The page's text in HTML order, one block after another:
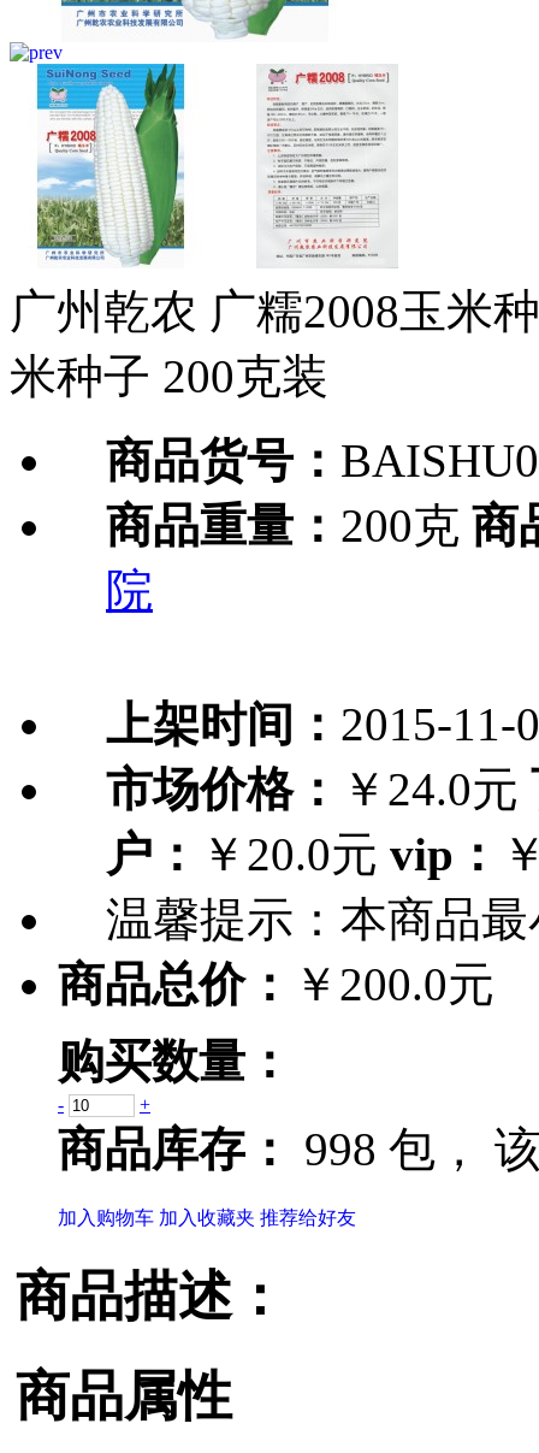
广州乾农 广糯2008玉米
米种子 200克装
商品货号：
商品重量： 200克 商
院
上架时间： 2015-11-
市场价格： ￥24.0元
户： ￥20.0元 vip：
温馨提示： 本商品
商品总价： ￥200.0元
购买数量：
- +
商品库存： 998 包，
加入购物车 加入收藏夹 推荐给好友
商品描述：
商品属性